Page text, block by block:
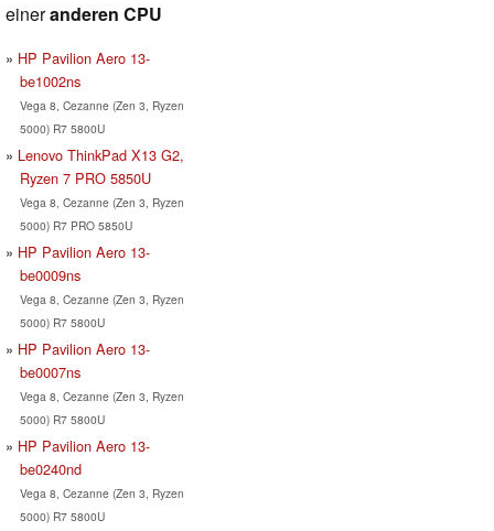
eineranderen CPU
HP Pavilion Aero 13-
be1002ns
Vega 8, Cezanne (Zen 3, Ryzen
5000) R7 5800U
Lenovo ThinkPad X13 G2,
Ryzen 7 PRO 5850U
Vega 8, Cezanne (Zen 3, Ryzen
5000) R7 PRO 5850U
HP Pavilion Aero 13-
be0009ns
Vega 8, Cezanne (Zen 3, Ryzen
5000) R7 5800U
HP Pavilion Aero 13-
be0007ns
Vega 8, Cezanne (Zen 3, Ryzen
5000) R7 5800U
HP Pavilion Aero 13-
be0240nd
Vega 8, Cezanne (Zen 3, Ryzen
5000) R7 5800U